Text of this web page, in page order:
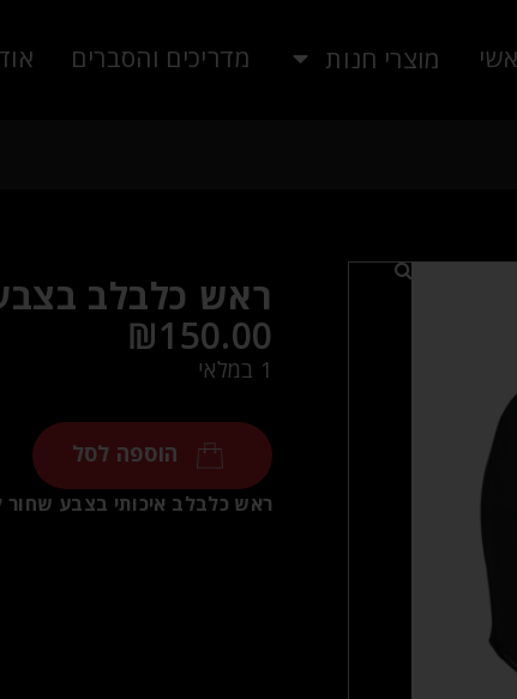
מוצרי חנות מדריכים והסברים
ראש כלבלב
₪150.00
1 במלאי
הוספה לסל
ראש כלבלב איכותי בצבע